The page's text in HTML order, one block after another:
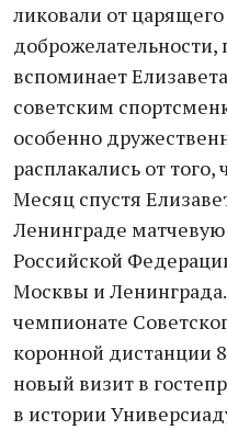
ликовали от царящего
доброжелательности,
вспоминает
советским
особенно
расплакались от того,
Месяц спустя
Ленинграде
Российской
Москвы и
чемпионате
коронной дистанции
новый визит в
в истории